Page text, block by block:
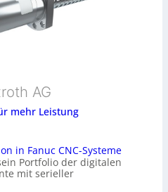
AG
mehr Leistung
in Fanuc CNC-Systeme
Portfolio der digitalen
mit serieller